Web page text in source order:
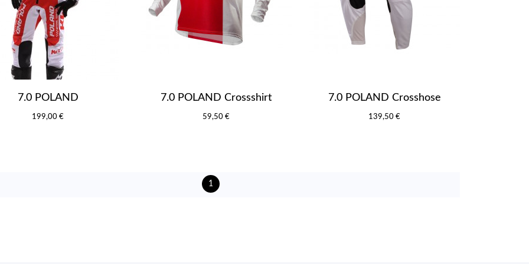
7.0 POLAND
199,00 €
7.0 POLAND Crossshirt
59,50 €
7.0 POLAND Crosshose
139,50 €
1